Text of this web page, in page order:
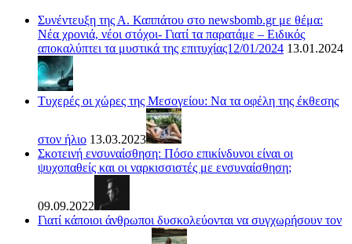
Συνέντευξη της Α. Καππάτου στο newsbomb.gr με θέμα:
Νέα χρονιά, νέοι στόχοι- Γιατί τα παρατάμε – Ειδικός
αποκαλύπτει τα μυστικά της επιτυχίας12/01/2024 13.01.2024
Τυχερές οι χώρες της Μεσογείου: Να τα οφέλη της έκθεσης
στον ήλιο 13.03.2023
Σκοτεινή ενσυναίσθηση: Πόσο επικίνδυνοι είναι οι
ψυχοπαθείς και οι ναρκισσιστές με ενσυναίσθηση;
09.09.2022
Γιατί κάποιοι άνθρωποι δυσκολεύονται να συγχωρήσουν τον